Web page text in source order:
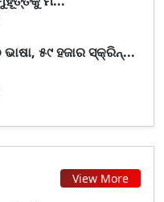
୫୯ ହଜାର ସ୍କ୍ରିନ୍...
View More